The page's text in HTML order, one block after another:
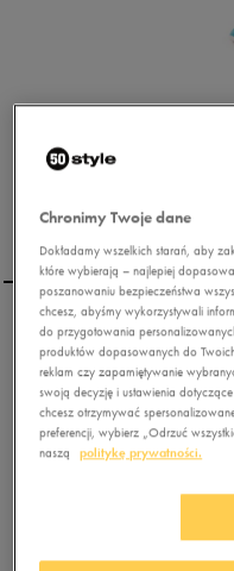
ADIDAS SPODNIE ESS
CUFFED PANT
0.0(0)
29,99zł z Vat
KLUBIE 50
Chronimy Twoje dane
Dokładamy wszelkich starań, aby
które wybierają – najlepiej
poszanowaniu bezpieczeństwa
chcesz, abyśmy wykorzystywali
do przygotowania
produktów dopasowanych do
reklam czy zapamiętywanie
swoją decyzję i ustawienia
chcesz otrzymywać
preferencji, wybierz „Odrzuć
naszą
politykę prywatności.